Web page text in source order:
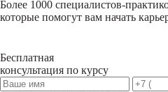
Более 1000 специалистов-
которые помогут вам начать
Бесплатная
консультация по курсу